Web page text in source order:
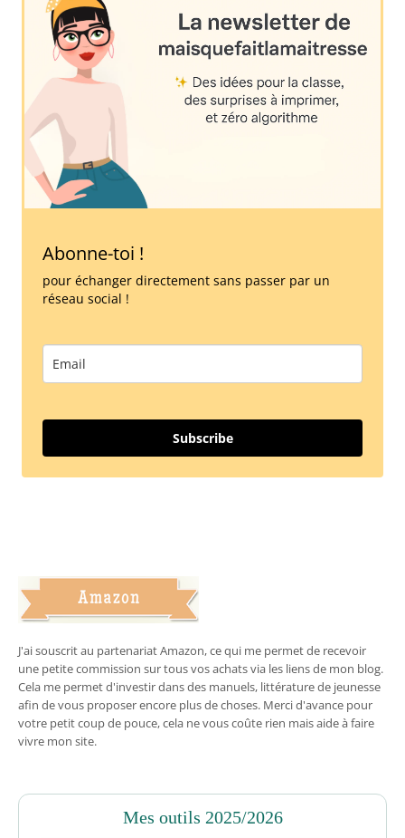
Abonne-toi !
pour échanger directement sans passer par un
réseau social !
Subscribe
J'ai souscrit au partenariat Amazon, ce qui me permet de recevoir
une petite commission sur tous vos achats via les liens de mon blog.
Cela me permet d'investir dans des manuels, littérature de jeunesse
afin de vous proposer encore plus de choses. Merci d'avance pour
votre petit coup de pouce, cela ne vous coûte rien mais aide à faire
vivre mon site.
Mes outils 2025/2026